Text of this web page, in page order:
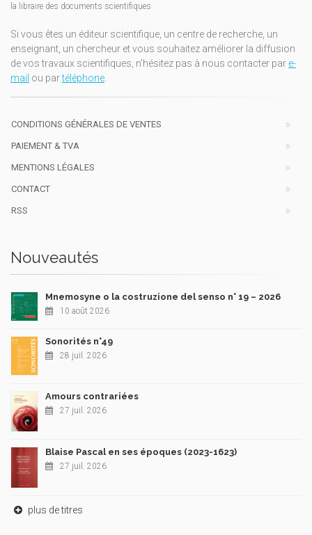
la libraire des documents scientifiques
Si vous êtes un éditeur scientifique, un centre de recherche, un
enseignant, un chercheur et vous souhaitez améliorer la diffusion
de vos travaux scientifiques, n'hésitez pas à nous contacter par e-
mail ou partéléphone
CONDITIONS GÉNÉRALES DE VENTES
PAIEMENT & TVA
MENTIONS LÉGALES
CONTACT
RSS
Nouveautés
Mnemosyne o la costruzione del senso n° 19 – 2026
10 août 2026
Sonorités n°49
28 juil. 2026
Amours contrariées
27 juil. 2026
Blaise Pascal en ses époques (2023-1623)
27 juil. 2026
plus de titres